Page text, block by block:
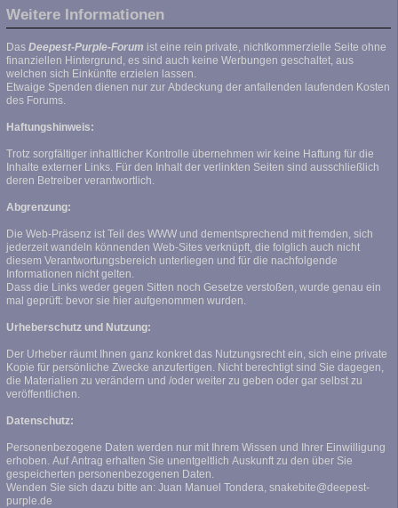
Weitere Informationen
Das Deepest-Purple-Forum ist eine rein private, nichtkommerzielle Seite ohne
finanziellen Hintergrund, es sind auch keine Werbungen geschaltet, aus
welchen sich Einkünfte erzielen lassen.
Etwaige Spenden dienen nur zur Abdeckung der anfallenden laufenden Kosten
des Forums.
Haftungshinweis:
Trotz sorgfältiger inhaltlicher Kontrolle übernehmen wir keine Haftung für die
Inhalte externer Links. Für den Inhalt der verlinkten Seiten sind ausschließlich
deren Betreiber verantwortlich.
Abgrenzung:
Die Web-Präsenz ist Teil des WWW und dementsprechend mit fremden, sich
jederzeit wandeln könnenden Web-Sites verknüpft, die folglich auch nicht
diesem Verantwortungsbereich unterliegen und für die nachfolgende
Informationen nicht gelten.
Dass die Links weder gegen Sitten noch Gesetze verstoßen, wurde genau ein
mal geprüft: bevor sie hier aufgenommen wurden.
Urheberschutz und Nutzung:
Der Urheber räumt Ihnen ganz konkret das Nutzungsrecht ein, sich eine private
Kopie für persönliche Zwecke anzufertigen. Nicht berechtigt sind Sie dagegen,
die Materialien zu verändern und /oder weiter zu geben oder gar selbst zu
veröffentlichen.
Datenschutz:
Personenbezogene Daten werden nur mit Ihrem Wissen und Ihrer Einwilligung
erhoben. Auf Antrag erhalten Sie unentgeltlich Auskunft zu den über Sie
gespeicherten personenbezogenen Daten.
Wenden Sie sich dazu bitte an: Juan Manuel Tondera, snakebite@deepest-
purple.de